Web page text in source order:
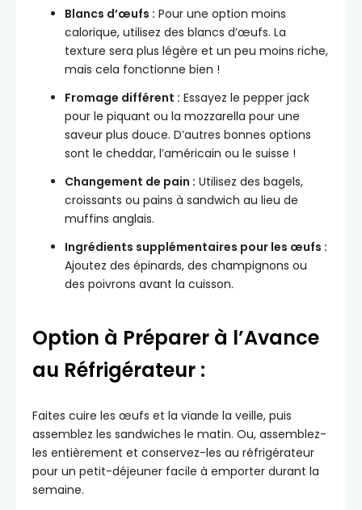
Blancs d’œufs : Pour une option moins
calorique, utilisez des blancs d’œufs. La
texture sera plus légère et un peu moins riche,
mais cela fonctionne bien !
Fromage différent : Essayez le pepper jack
pour le piquant ou la mozzarella pour une
saveur plus douce. D’autres bonnes options
sont le cheddar, l’américain ou le suisse !
Changement de pain : Utilisez des bagels,
croissants ou pains à sandwich au lieu de
muffins anglais.
Ingrédients supplémentaires pour les œufs :
Ajoutez des épinards, des champignons ou
des poivrons avant la cuisson.
Option à Préparer à l’Avance
au Réfrigérateur :
Faites cuire les œufs et la viande la veille, puis
assemblez les sandwiches le matin. Ou, assemblez-
les entièrement et conservez-les au réfrigérateur
pour un petit-déjeuner facile à emporter durant la
semaine.